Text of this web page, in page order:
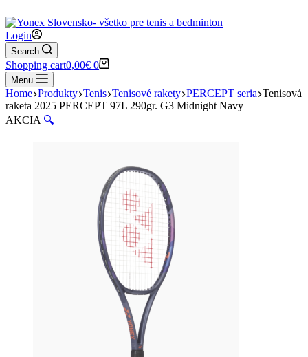
Login
Search
Shopping cart0,00€ 0
Menu
Home Produkty Tenis Tenisové rakety PERCEPT seria Tenisová
raketa 2025 PERCEPT 97L 290gr. G3 Midnight Navy
AKCIA 🔍